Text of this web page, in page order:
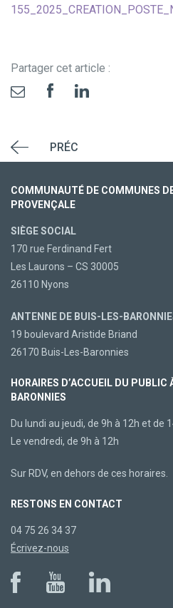
Partager cet article :
PRÉC
COMMUNAUTÉ DE COMMUNES
PROVENÇALE
SIÈGE SOCIAL
170 rue Ferdinand Fert
Les Laurons – CS 30005
26110 Nyons
ANTENNE DE BUIS-LES-
19 boulevard Aristide Briand
26170 Buis-Les-Baronnies
HORAIRES D’ACCUEIL DU
BARONNIES
Du lundi au jeudi, de 9h à 12h et de
Le vendredi, de 9h à 12h
Sur RDV, en dehors de ces horaires.
RESTONS EN CONTACT
04 75 26 34 37
Écrivez-nous